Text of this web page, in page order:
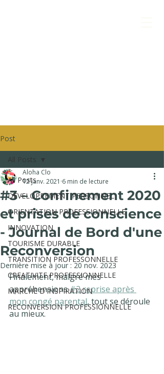
Post
All Posts
DÉVELOPPEMENT PERSONNEL
ORIENTATION PROFESSIONNELLE
INNOVATION
TOURISME DURABLE
TRANSITION PROFESSONNELLE
CREATIVITE PROFESSIONNELLE
MARCHE D'INSPIRATION
RECONVERSION PROFESSIONNELLE
All Posts
#3 – Confinement 2020
et prises de conscience
- Journal de Bord d'une
Reconversion
Aloha Clo
12 janv. 2021 6 min de lecture
Dernière mise à jour :20 nov. 2023
Finalement, malgré mes
appréhensions #2 reprise après
mon congé parental, tout se déroule
au mieux.